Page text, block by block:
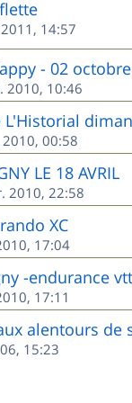
14:57
- 02
2010, 10:46
L'Historial
00:58
LE 18 AVRIL
2010, 22:58
XC
17:04
-endurance
17:11
alentours de
15:23